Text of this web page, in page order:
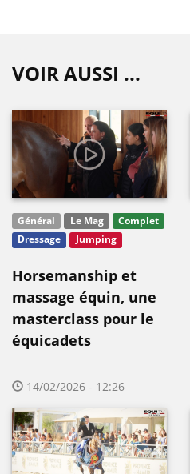
VOIR AUSSI ...
Général Le Mag
Complet
Dressage
Jumping
Horsemanship et
massage équin, une
masterclass pour le
équicadets
14/02/2026 - 12:26